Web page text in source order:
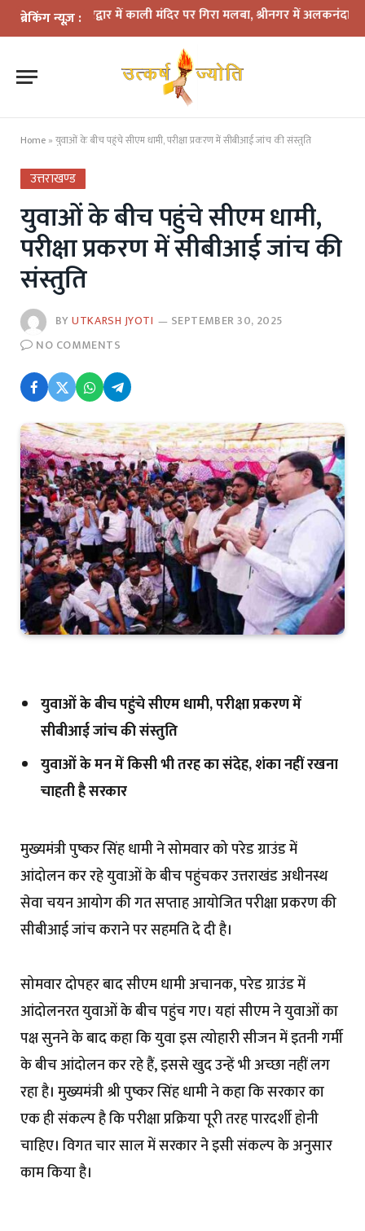
ब्रेकिंग न्यूज़ :
कहर: हरिद्वार में काली मंदिर पर गिरा मलबा, श्रीनगर में अलकनंदा का
Home » युवाओं के बीच पहुंचे सीएम धामी, परीक्षा प्रकरण में सीबीआई जांच की संस्तुति
उत्तराखण्ड
युवाओं के बीच पहुंचे सीएम धामी,
परीक्षा प्रकरण में सीबीआई जांच की
संस्तुति
BYUTKARSH JYOTI
SEPTEMBER 30, 2025
NO COMMENTS
युवाओं के बीच पहुंचे सीएम धामी, परीक्षा प्रकरण में
सीबीआई जांच की संस्तुति
युवाओं के मन में किसी भी तरह का संदेह, शंका नहीं रखना
चाहती है सरकार
मुख्यमंत्री पुष्कर सिंह धामी ने सोमवार को परेड ग्राउंड में
आंदोलन कर रहे युवाओं के बीच पहुंचकर उत्तराखंड अधीनस्थ
सेवा चयन आयोग की गत सप्ताह आयोजित परीक्षा प्रकरण की
सीबीआई जांच कराने पर सहमति दे दी है।
सोमवार दोपहर बाद सीएम धामी अचानक, परेड ग्राउंड में
आंदोलनरत युवाओं के बीच पहुंच गए। यहां सीएम ने युवाओं का
पक्ष सुनने के बाद कहा कि युवा इस त्योहारी सीजन में इतनी गर्मी
के बीच आंदोलन कर रहे हैं, इससे खुद उन्हें भी अच्छा नहीं लग
रहा है। मुख्यमंत्री श्री पुष्कर सिंह धामी ने कहा कि सरकार का
एक ही संकल्प है कि परीक्षा प्रक्रिया पूरी तरह पारदर्शी होनी
चाहिए। विगत चार साल में सरकार ने इसी संकल्प के अनुसार
काम किया है।